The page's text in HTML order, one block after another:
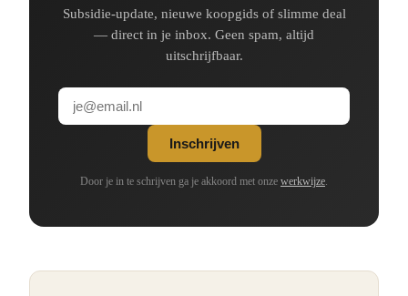
Subsidie-update, nieuwe koopgids of slimme deal
— direct in je inbox. Geen spam, altijd
uitschrijfbaar.
Inschrijven
Door je in te schrijven ga je akkoord met onze werkwijze.